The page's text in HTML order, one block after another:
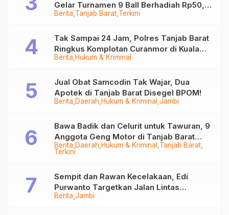
Berita Tanjab Barat Terkini
Gelar Turnamen 9 Ball Berhadiah Rp50,8
Juta
Berita Hukum & Kriminal
Tak Sampai 24 Jam, Polres Tanjab Barat
Ringkus Komplotan Curanmor di Kuala
Tungkal
Berita Daerah Hukum & Kriminal Jambi
Jual Obat Samcodin Tak Wajar, Dua
Apotek di Tanjab Barat Disegel BPOM!
Berita Daerah Hukum & Kriminal Tanjab Barat
Terkini
Bawa Badik dan Celurit untuk Tawuran, 9
Anggota Geng Motor di Tanjab Barat
Diringkus
Berita Jambi
Sempit dan Rawan Kecelakaan, Edi
Purwanto Targetkan Jalan Lintas
Tungkal-Jambi Mulus di 2028